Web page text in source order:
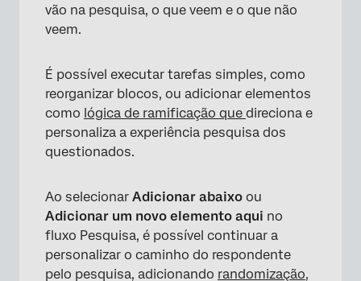
vão na pesquisa, o que veem e o que não
veem.
É possível executar tarefas simples, como
reorganizar blocos, ou adicionar elementos
como lógica de ramificação que direciona e
personaliza a experiência pesquisa dos
questionados.
Ao selecionar Adicionar abaixo ou
Adicionar um novo elemento aqui no
fluxo Pesquisa, é possível continuar a
personalizar o caminho do respondente
pelo pesquisa, adicionando randomização,